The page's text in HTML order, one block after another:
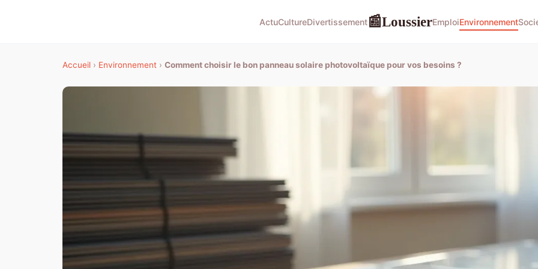
ActuCultureDivertissement📰LoussierEmploiEnvironnement
Accueil › Environnement › Comment choisir le bon panneau solaire photovoltaïque pour vos besoins ?